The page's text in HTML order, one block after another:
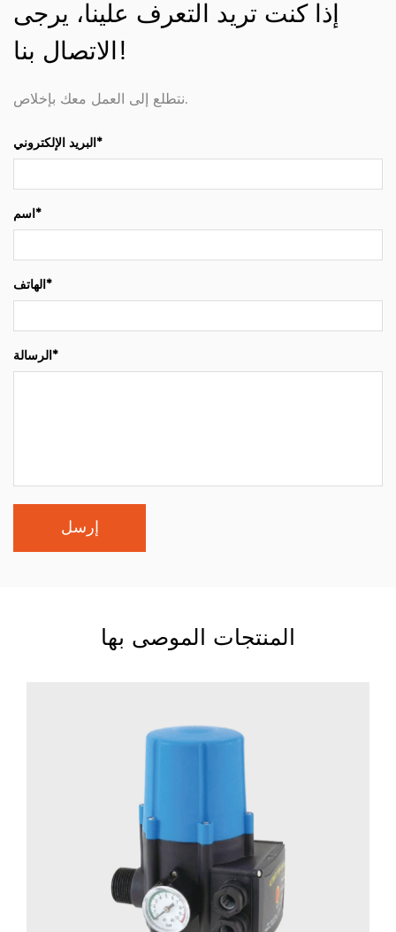
إذا كنت تريد التعرف علينا، يرجى
الاتصال بنا!
نتطلع إلى العمل معك بإخلاص.
البريد الإلكتروني*
اسم*
الهاتف*
الرسالة*
المنتجات الموصى بها